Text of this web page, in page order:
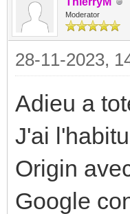
Moderator
28-11-2023,
Adieu a
J'ai
Origin
Google